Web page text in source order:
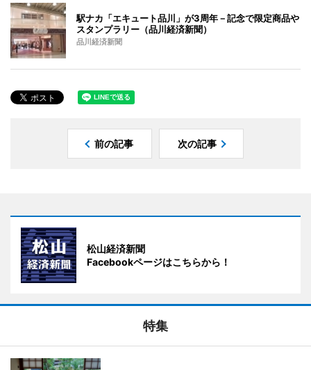
駅ナカ「エキュート品川」が3周年－記念で限定商品や
スタンプラリー（品川経済新聞）
品川経済新聞
前の記事 次の記事
松山経済新聞
Facebookページはこちらから！
特集